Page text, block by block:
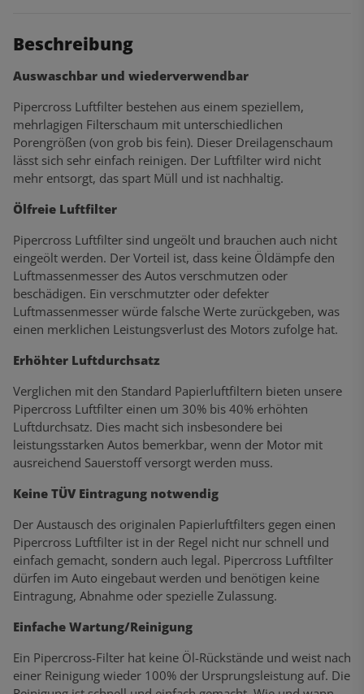
Beschreibung
Auswaschbar und wiederverwendbar
Pipercross Luftfilter bestehen aus einem speziellem,
mehrlagigen Filterschaum mit unterschiedlichen
Porengrößen (von grob bis fein). Dieser Dreilagenschaum
lässt sich sehr einfach reinigen. Der Luftfilter wird nicht
mehr entsorgt, das spart Müll und ist nachhaltig.
Ölfreie Luftfilter
Pipercross Luftfilter sind ungeölt und brauchen auch nicht
eingeölt werden. Der Vorteil ist, dass keine Öldämpfe den
Luftmassenmesser des Autos verschmutzen oder
beschädigen. Ein verschmutzter oder defekter
Luftmassenmesser würde falsche Werte zurückgeben, was
einen merklichen Leistungsverlust des Motors zufolge hat.
Erhöhter Luftdurchsatz
Verglichen mit den Standard Papierluftfiltern bieten unsere
Pipercross Luftfilter einen um 30% bis 40% erhöhten
Luftdurchsatz. Dies macht sich insbesondere bei
leistungsstarken Autos bemerkbar, wenn der Motor mit
ausreichend Sauerstoff versorgt werden muss.
Keine TÜV Eintragung notwendig
Der Austausch des originalen Papierluftfilters gegen einen
Pipercross Luftfilter ist in der Regel nicht nur schnell und
einfach gemacht, sondern auch legal. Pipercross Luftfilter
dürfen im Auto eingebaut werden und benötigen keine
Eintragung, Abnahme oder spezielle Zulassung.
Einfache Wartung/Reinigung
Ein Pipercross-Filter hat keine Öl-Rückstände und weist nach
einer Reinigung wieder 100% der Ursprungsleistung auf. Die